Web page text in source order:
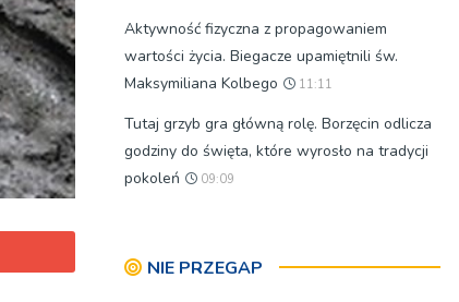
Aktywność fizyczna z propagowaniem
wartości życia. Biegacze upamiętnili św.
Maksymiliana Kolbego
11:11
Tutaj grzyb gra główną rolę. Borzęcin odlicza
godziny do święta, które wyrosło na tradycji
pokoleń
09:09
NIE PRZEGAP